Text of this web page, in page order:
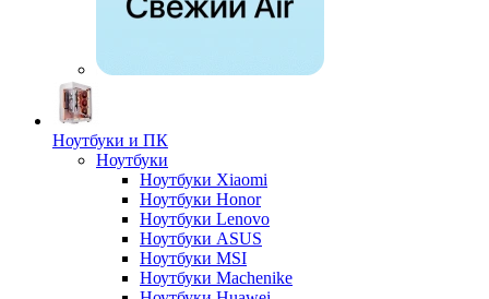
Ноутбуки и ПК
Ноутбуки
Ноутбуки Xiaomi
Ноутбуки Honor
Ноутбуки Lenovo
Ноутбуки ASUS
Ноутбуки MSI
Ноутбуки Machenike